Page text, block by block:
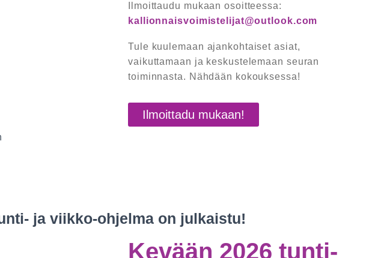
Ilmoittaudu mukaan osoitteessa:
kallionnaisvoimistelijat@outlook.com
Tule kuulemaan ajankohtaiset asiat,
vaikuttamaan ja keskustelemaan seuran
toiminnasta. Nähdään kokouksessa!
Ilmoittadu mukaan!
ja viikko-ohjelma on julkaistu!
Kevään 2026 tunti-